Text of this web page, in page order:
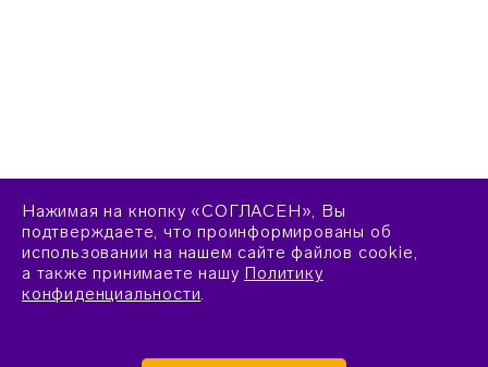
Нажимая на кнопку «СОГЛАСЕН», Вы
подтверждаете, что проинформированы об
использовании на нашем сайте файлов cookie,
а также принимаете нашу Политику
конфиденциальности.